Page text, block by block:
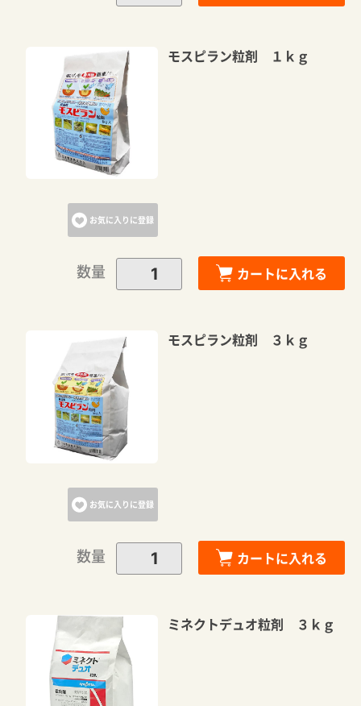
お気に入りに登録
モスピラン粒剤 １ｋｇ
数量 カートに入れる
お気に入りに登録
モスピラン粒剤 ３ｋｇ
数量 カートに入れる
ミネクトデュオ粒剤 ３ｋｇ